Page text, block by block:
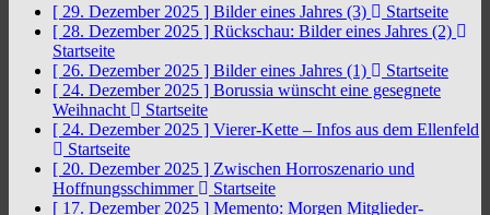
[ 29. Dezember 2025 ] Bilder eines Jahres (3)
Startseite
[ 28. Dezember 2025 ] Rückschau: Bilder eines Jahres (2)
Startseite
[ 26. Dezember 2025 ] Bilder eines Jahres (1)
Startseite
[ 24. Dezember 2025 ] Borussia wünscht eine gesegnete
Weihnacht
Startseite
[ 24. Dezember 2025 ] Vierer-Kette – Infos aus dem Ellenfeld
Startseite
[ 20. Dezember 2025 ] Zwischen Horroszenario und
Hoffnungsschimmer
Startseite
[ 17. Dezember 2025 ] Memento: Morgen Mitglieder-